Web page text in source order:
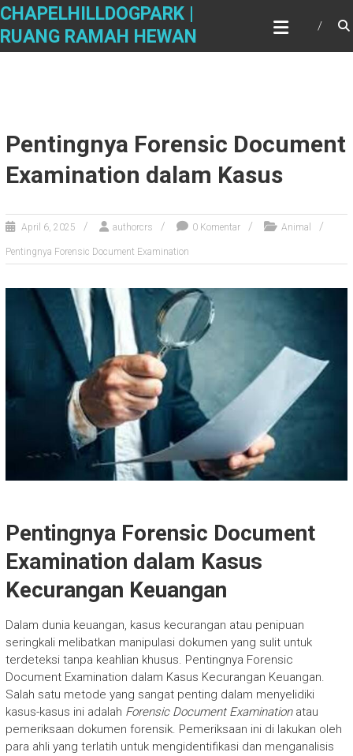
Skip
content
CHAPELHILLDOGPARK |
RUANG RAMAH HEWAN
Pentingnya Forensic Document
Examination dalam Kasus
April 6, 2025 authorcrs 0 Komentar Animal
Pentingnya Forensic Document Examination
Pentingnya Forensic Document
Examination dalam Kasus
Kecurangan Keuangan
Dalam dunia keuangan, kasus kecurangan atau penipuan
seringkali melibatkan manipulasi dokumen yang sulit untuk
terdeteksi tanpa keahlian khusus. Pentingnya Forensic
Document Examination dalam Kasus Kecurangan Keuangan.
Salah satu metode yang sangat penting dalam menyelidiki
kasus-kasus ini adalah Forensic Document Examinationatau
pemeriksaan dokumen forensik. Pemeriksaan ini di lakukan oleh
para ahli yang terlatih untuk mengidentifikasi dan menganalisis